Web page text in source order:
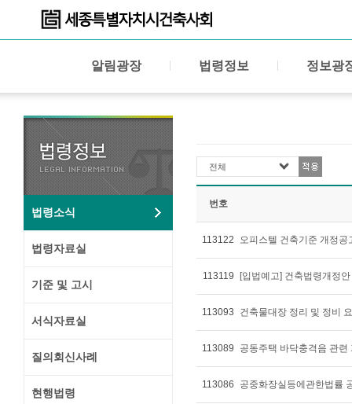
알림광장 법령정보 정보광
법령소식
법령자료실
기준 및 고시
서식자료실
질의회신사례
현행법령
전체
번호
113122 오피스텔 건축기준 개정
113119 [입법예고] 건축법령개정
113093 건축물대장 정리 및 정비
113089 공동주택 바닥충격음 관
113086 공중화장실등에관한법률